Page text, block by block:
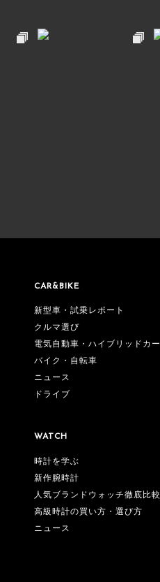
CAR&BIKE
新型車・試乗レポート
クルマ選び
電気自動車・ハイブリッドカー
バイク・自転車
ニュース
ドライブ
WATCH
時計を学ぶ
新作腕時計
人気ブランドウォッチ徹底比較
高級時計の買い方・選び方
ニュース